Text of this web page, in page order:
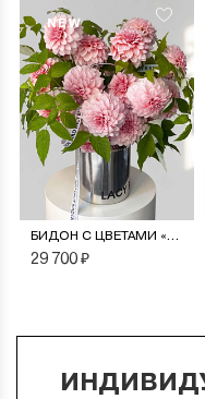
NEW
БИДОН С ЦВЕТАМИ «ПУДРОВЫЙ САД»
29 700 ₽